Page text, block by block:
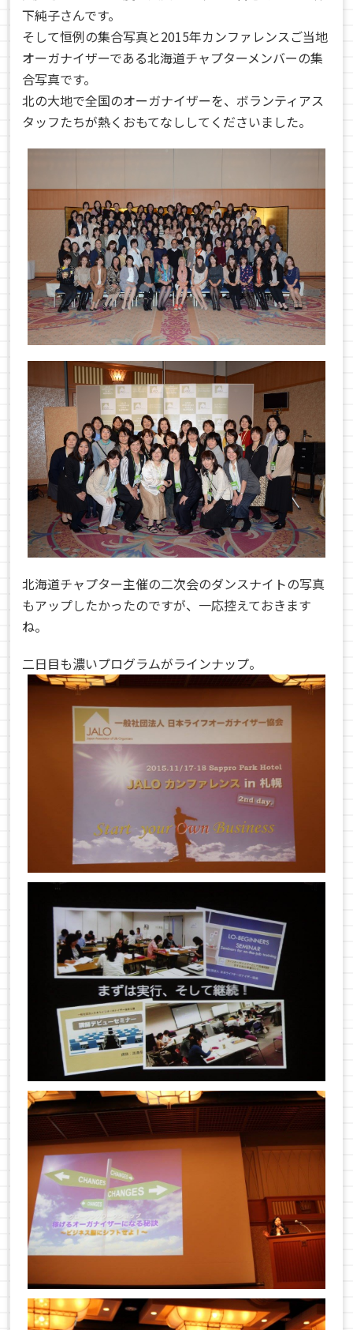
下純子さんです。
そして恒例の集合写真と2015年カンファレンスご当地
オーガナイザーである北海道チャプターメンバーの集
合写真です。
北の大地で全国のオーガナイザーを、ボランティアス
タッフたちが熱くおもてなししてくださいました。
北海道チャプター主催の二次会のダンスナイトの写真
もアップしたかったのですが、一応控えておきます
ね。
二日目も濃いプログラムがラインナップ。